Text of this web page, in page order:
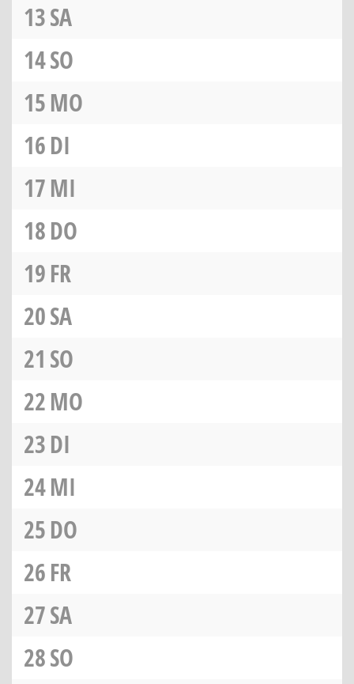
13SA
14SO
15MO
16DI
17MI
18DO
19FR
20SA
21 SO
22MO
23DI
24MI
25DO
26FR
27SA
28SO